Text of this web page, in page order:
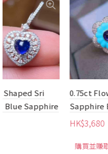
0.75ct Flower Enamel Blue
Sapphire Earrings
購買並賺取 3,680 積分!